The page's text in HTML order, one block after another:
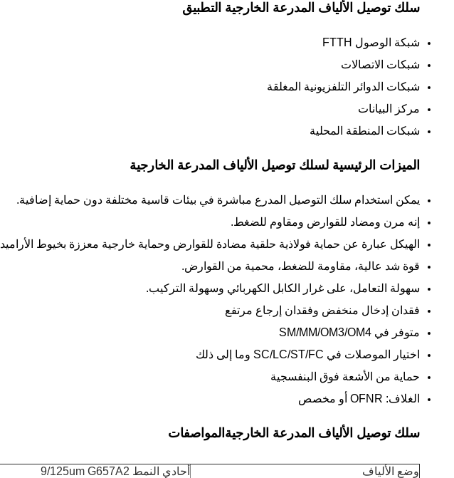
سلك توصيل الألياف المدرعة الخارجية التطبيق
شبكة الوصول FTTH
شبكات الاتصالات
شبكات الدوائر التلفزيونية المغلقة
مركز البيانات
شبكات المنطقة المحلية
الميزات الرئيسية لسلك توصيل الألياف المدرعة الخارجية
يمكن استخدام سلك التوصيل المدرع مباشرة في بيئات قاسية مختلفة دون حماية إضافية.
إنه مرن ومضاد للقوارض ومقاوم للضغط.
الهيكل عبارة عن حماية فولاذية حلقية مضادة للقوارض وحماية خارجية معززة بخيوط الأراميد
قوة شد عالية، مقاومة للضغط، محمية من القوارض.
سهولة التعامل، على غرار الكابل الكهربائي وسهولة التركيب.
فقدان إدخال منخفض وفقدان إرجاع مرتفع
متوفر في SM/MM/OM3/OM4
اختيار الموصلات في SC/LC/ST/FC وما إلى ذلك
حماية من الأشعة فوق البنفسجية
الغلاف: OFNR أو مخصص
سلك توصيل الألياف المدرعة الخارجية المواصفات
وضع الألياف
أحادي النمط 9/125um G657A2